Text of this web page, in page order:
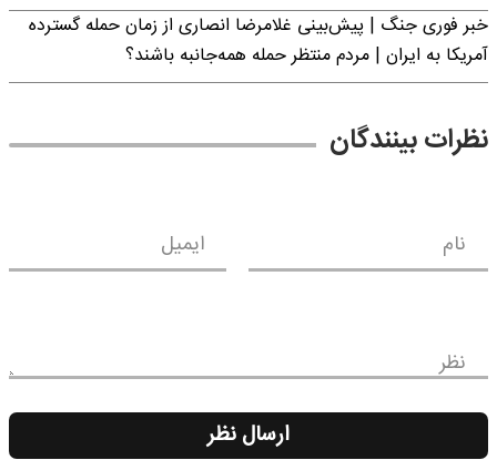
خبر فوری جنگ | پیش‌بینی غلامرضا انصاری از زمان حمله گسترده
آمریکا به ایران | مردم منتظر حمله همه‌جانبه باشند؟
نظرات بینندگان
نام ایمیل
نظر
ارسال نظر